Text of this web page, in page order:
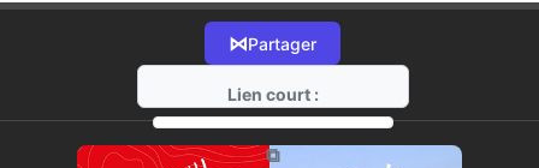
⋈Partager
Lien court :
https://radio-g.fr?18471
⧉